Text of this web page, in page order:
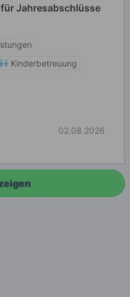
Jahresabschlüsse
Kinderbetreuung
02.08.2026